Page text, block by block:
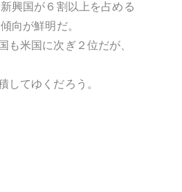
興国が６割以上を占める
向が鮮明だ。
米国に次ぎ２位だが、
してゆくだろう。